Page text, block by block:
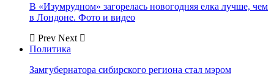
В «Изумрудном» загорелась новогодняя елка лучше, чем
в Лондоне. Фото и видео
Prev Next
Политика
Замгубернатора сибирского региона стал мэром